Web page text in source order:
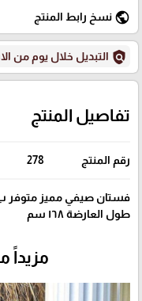
public نسخ رابط المنتج
policy التبديل خلال يوم من
تفاصيل المنتج
رقم المنتج 278
فستان صيفي مميز متوفر ب٣
طول العارضة ١٦٨ سم
مزيداً